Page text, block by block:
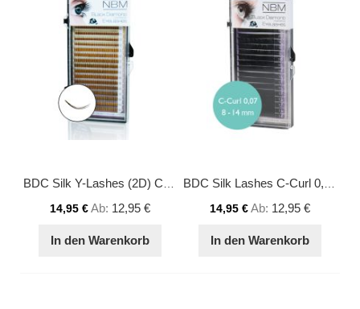
14,95 €Ab 12,95 €
In den Warenkorb
14,95 €Ab 12,95 €
In den Warenkorb